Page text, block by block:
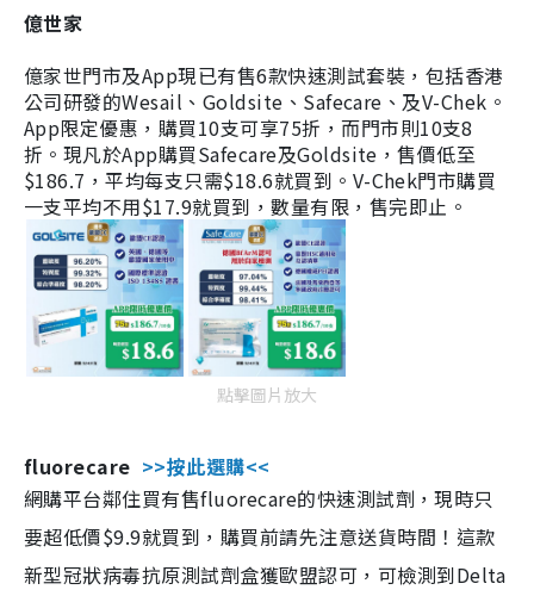
億世家
億家世門市及App現已有售6款快速測試套裝，包括香港
公司研發的Wesail、Goldsite、Safecare、及V-Chek。
App限定優惠，購買10支可享75折，而門市則10支8
折。現凡於App購買Safecare及Goldsite，售價低至
$186.7，平均每支只需$18.6就買到。V-Chek門市購買
一支平均不用$17.9就買到，數量有限，售完即止。
點擊圖片放大
fluorecare >>按此選購<<
網購平台鄰住買有售fluorecare的快速測試劑，現時只
要超低價$9.9就買到，購買前請先注意送貨時間！這款
新型冠狀病毒抗原測試劑盒獲歐盟認可，可檢測到Delta